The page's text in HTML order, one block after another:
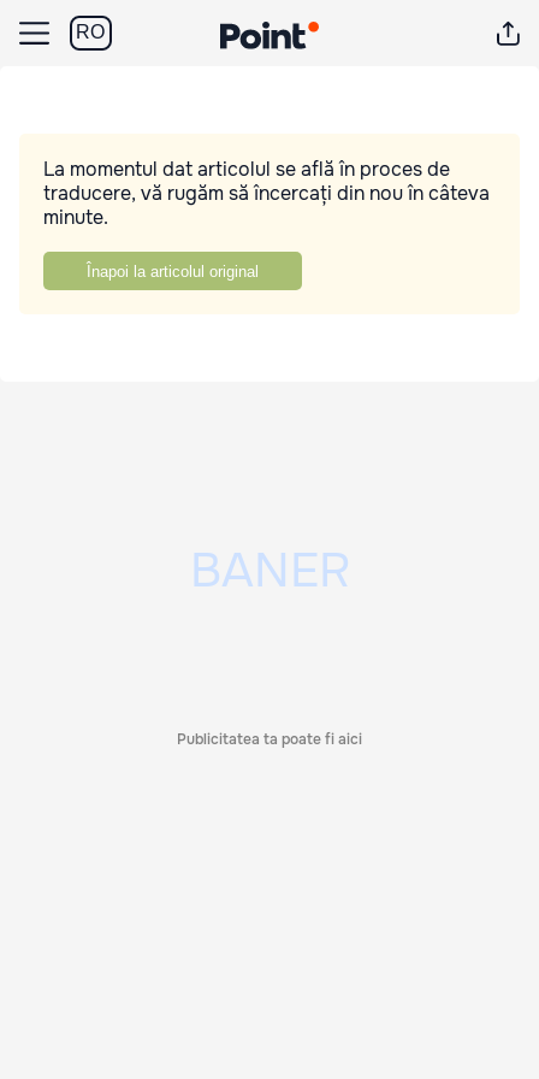
RO
La momentul dat articolul se află în proces de
traducere, vă rugăm să încercați din nou în câteva
minute.
Înapoi la articolul original
Publicitatea ta poate fi aici